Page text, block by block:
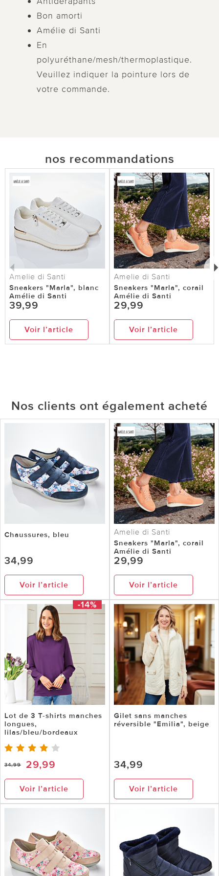
Bon amorti
Amélie di Santi
En
polyuréthane/mesh/thermoplastique.
Veuillez indiquer la pointure lors de
votre commande.
nos recommandations
Amelie di Santi
Sneakers "Marla", blanc
Amélie di Santi
39,99
Voir l’article
Amelie di Santi
Sneakers "Marla", corail
Amélie di Santi
29,99
Voir l’article
Nos clients ont également acheté
Chaussures, bleu
34,99
Voir l’article
Amelie di Santi
Sneakers "Marla", corail
Amélie di Santi
29,99
Voir l’article
-14%
Lot de 3 T-shirts manches
longues,
lilas/bleu/bordeaux
34,99 29,99
Voir l’article
Gilet sans manches
réversible "Emilia", beige
34,99
Voir l’article